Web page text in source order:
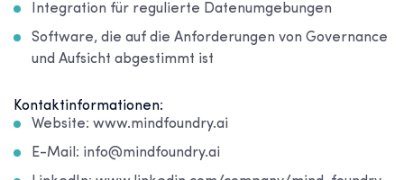
Integration für regulierte Datenumgebungen
Software, die auf die Anforderungen von Governance
und Aufsicht abgestimmt ist
Kontaktinformationen:
Website: www.mindfoundry.ai
E-Mail: info@mindfoundry.ai